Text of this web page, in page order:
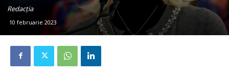
Redacția
10 februarie 2023